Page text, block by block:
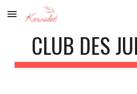
Skip to main content
CLUB DES